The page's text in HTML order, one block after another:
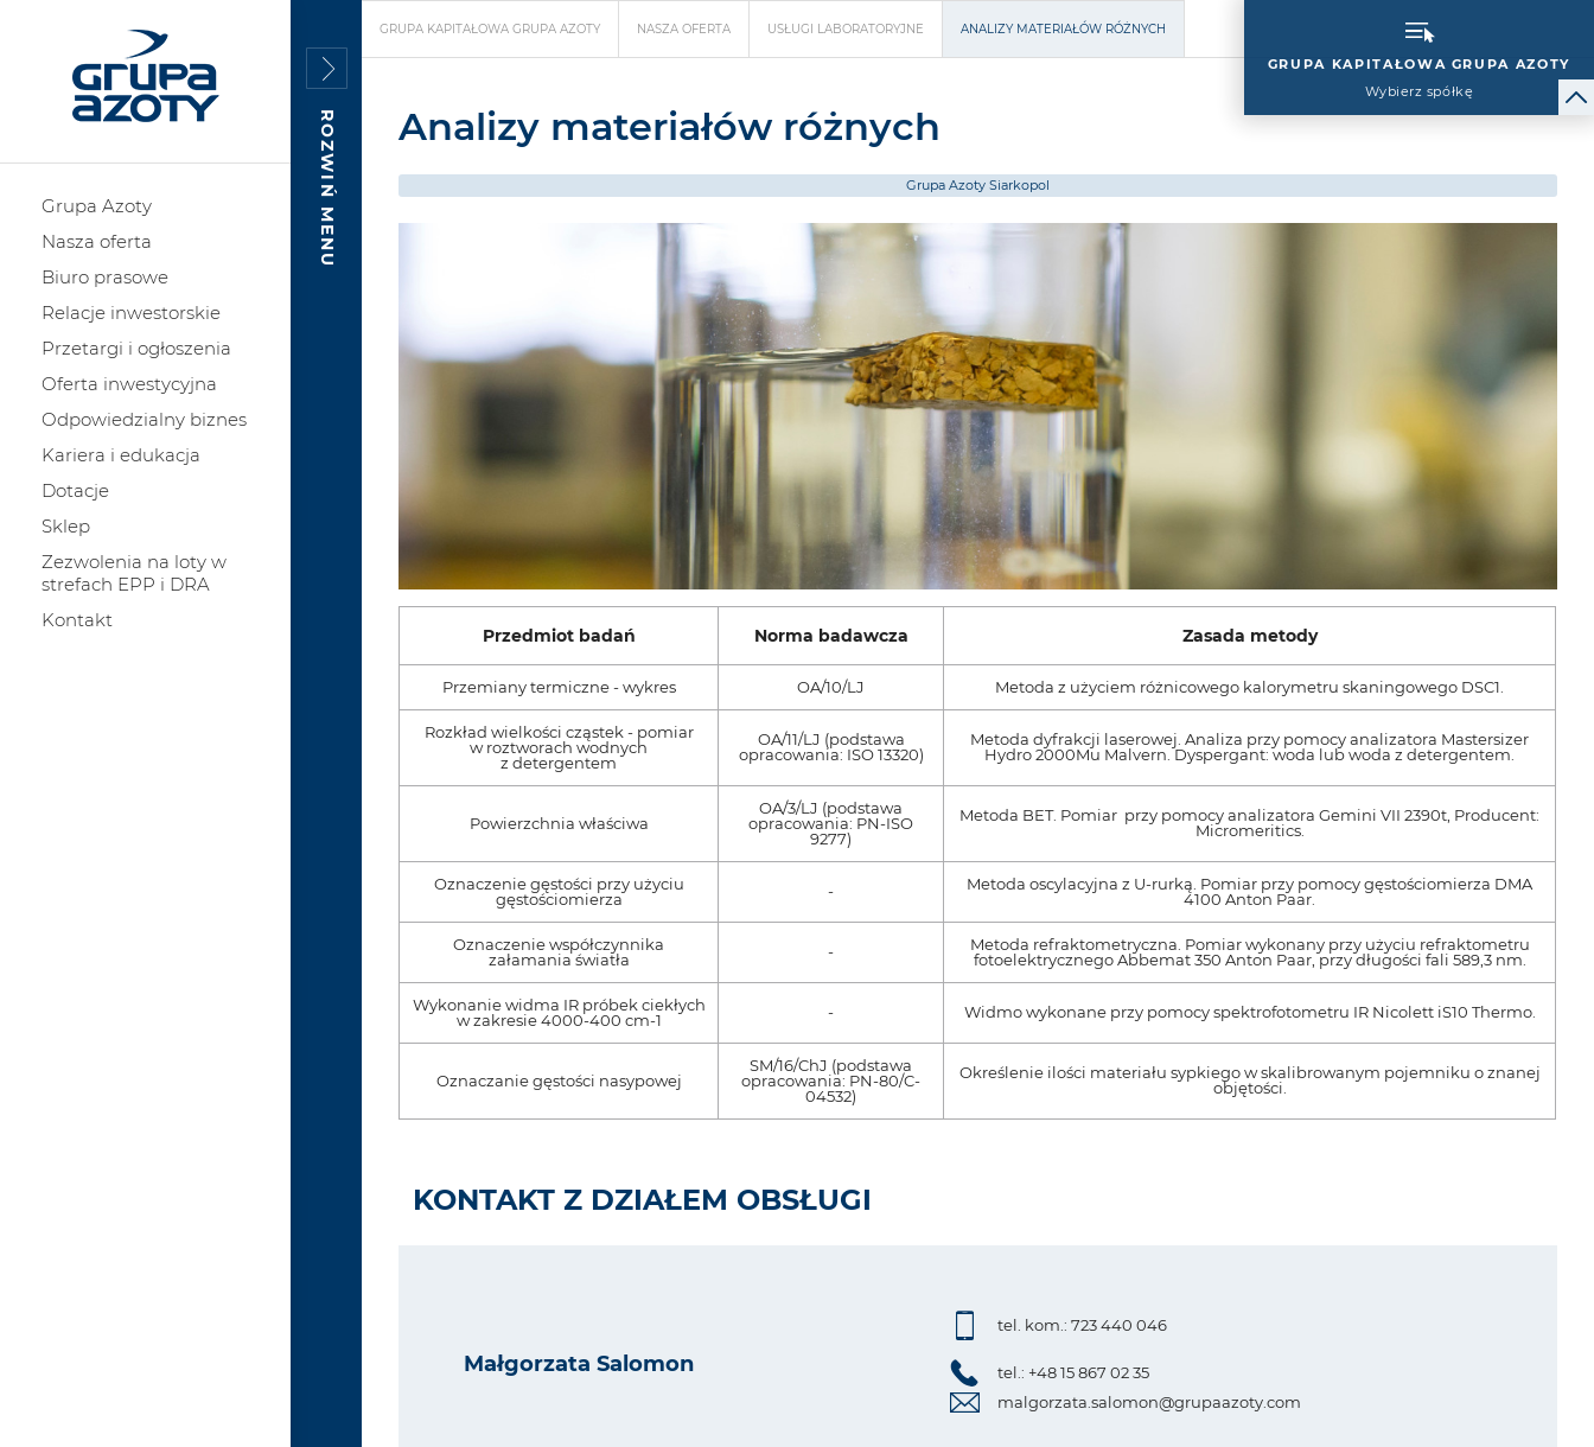
Grupa Azoty
Nasza oferta
Biuro prasowe
Relacje inwestorskie
Przetargi i ogłoszenia
Oferta inwestycyjna
Odpowiedzialny biznes
Kariera i edukacja
Dotacje
Sklep
Zezwolenia na loty w
strefach EPP i DRA
Kontakt
GRUPA KAPITAŁOWA GRUPA AZOTY
Wybierz spółkę
ROZWIŃ MENU
GRUPA KAPITAŁOWA GRUPA AZOTY NASZA OFERTA USŁUGI LABORATORYJNE ANALIZY MATERIAŁÓW RÓŻNYCH
Analizy materiałów różnych
Grupa Azoty Siarkopol
Przedmiot badań Norma badawcza Zasada metody
Przemiany termiczne - wykres OA/10/LJ Metoda z użyciem różnicowego kalorymetru skaningowego DSC1.
Rozkład wielkości cząstek - pomiar
w roztworach wodnych
z detergentem
OA/11/LJ (podstawa
opracowania: ISO 13320)
Metoda dyfrakcji laserowej. Analiza przy pomocy analizatora Mastersizer
Hydro 2000Mu Malvern. Dyspergant: woda lub woda z detergentem.
Powierzchnia właściwa
OA/3/LJ (podstawa
opracowania: PN-ISO
9277)
Metoda BET. Pomiar przy pomocy analizatora Gemini VII 2390t, Producent:
Micromeritics.
Oznaczenie gęstości przy użyciu
gęstościomierza
-
Metoda oscylacyjna z U-rurką. Pomiar przy pomocy gęstościomierza DMA
4100 Anton Paar.
Oznaczenie współczynnika
załamania światła
-
Metoda refraktometryczna. Pomiar wykonany przy użyciu refraktometru
fotoelektrycznego Abbemat 350 Anton Paar, przy długości fali 589,3 nm.
Wykonanie widma IR próbek ciekłych
w zakresie 4000-400 cm-1
- Widmo wykonane przy pomocy spektrofotometru IR Nicolett iS10 Thermo.
Oznaczanie gęstości nasypowej
SM/16/ChJ (podstawa
opracowania: PN-80/C-
04532)
Określenie ilości materiału sypkiego w skalibrowanym pojemniku o znanej
objętości.
KONTAKT Z DZIAŁEM OBSŁUGI
Małgorzata Salomon
tel. kom.: 723 440 046
tel.: +48 15 867 02 35
malgorzata.salomon@grupaazoty.com